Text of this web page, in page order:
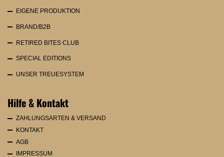
EIGENE PRODUKTION
BRAND/B2B
RETIRED BITES CLUB
SPECIAL EDITIONS
UNSER TREUESYSTEM
Hilfe & Kontakt
ZAHLUNGSARTEN & VERSAND
KONTAKT
AGB
IMPRESSUM